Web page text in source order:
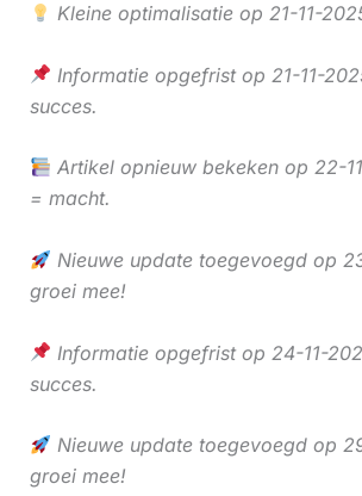
Kleine optimalisatie op 21-11-
Informatie opgefrist op 21-11-
succes.
Artikel opnieuw bekeken op 22-
= macht.
Nieuwe update toegevoegd op
groei mee!
Informatie opgefrist op 24-11-
succes.
Nieuwe update toegevoegd op
groei mee!